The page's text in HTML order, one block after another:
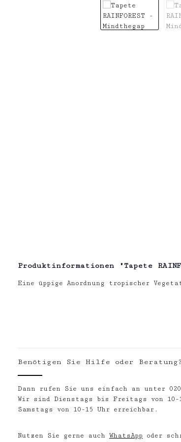
Bildergalerie überspringen
Produktinformationen "Tapete
Eine üppige Anordnung tropischer
Benötigen Sie Hilfe oder Beratung?
Dann rufen Sie uns einfach an unter
Wir sind Dienstags bis Freitags von 10-
Samstags von 10-15 Uhr erreichbar.
Nutzen Sie gerne auch WhatsApp oder